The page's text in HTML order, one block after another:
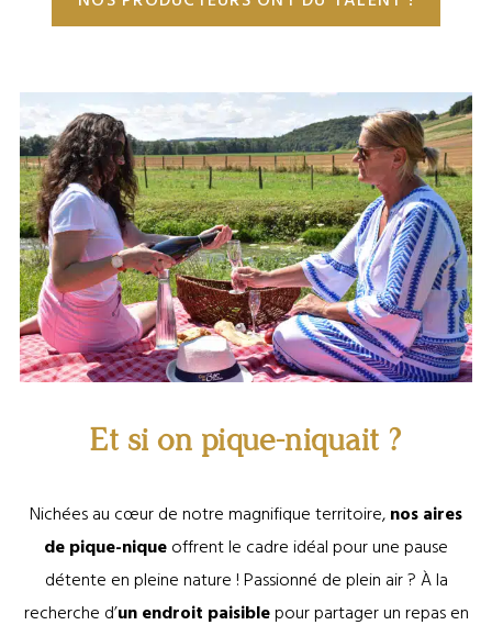
Et si on pique-niquait ?
Nichées au cœur de notre magnifique territoire,nos aires
de pique-niqueoffrent le cadre idéal pour une pause
détente en pleine nature ! Passionné de plein air ? À la
recherche d’un endroit paisiblepour partager un repas en